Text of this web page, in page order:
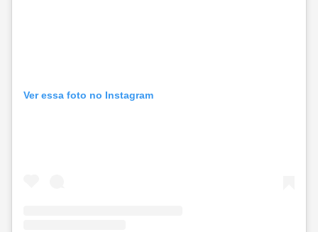
Ver essa foto no Instagram